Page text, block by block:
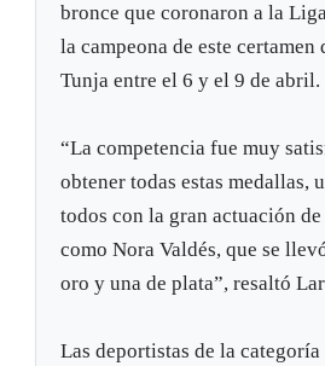
bronce que coronaron a la
la campeona de este certamen
Tunja entre el 6 y el 9 de abril.
“La competencia fue muy
obtener todas estas medallas,
todos con la gran actuación
como Nora Valdés, que se
oro y una de plata”, resaltó
Las deportistas de la